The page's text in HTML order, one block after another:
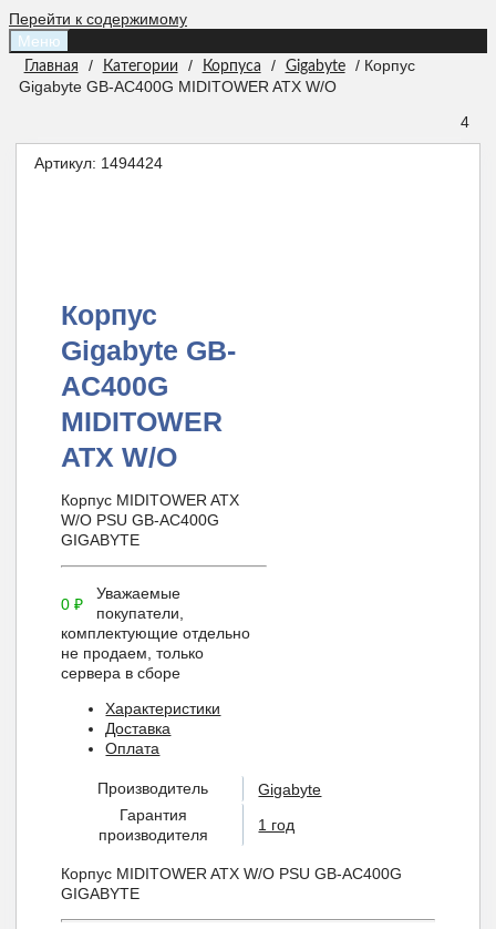
Перейти к содержимому
Меню
Главная / Категории / Корпуса / Gigabyte
/ Корпус
Gigabyte GB-AC400G MIDITOWER ATX W/O
4
Артикул: 1494424
Корпус
Gigabyte GB-
AC400G
MIDITOWER
ATX W/O
Корпус MIDITOWER ATX
W/O PSU GB-AC400G
GIGABYTE
0₽
Уважаемые
покупатели,
комплектующие отдельно
не продаем, только
сервера в сборе
Характеристики
Доставка
Оплата
Производитель
Gigabyte
Гарантия
производителя
1 год
Корпус MIDITOWER ATX W/O PSU GB-AC400G
GIGABYTE